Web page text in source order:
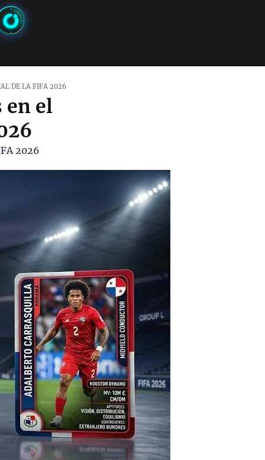
DE LA FIFA 2026
en el
2026